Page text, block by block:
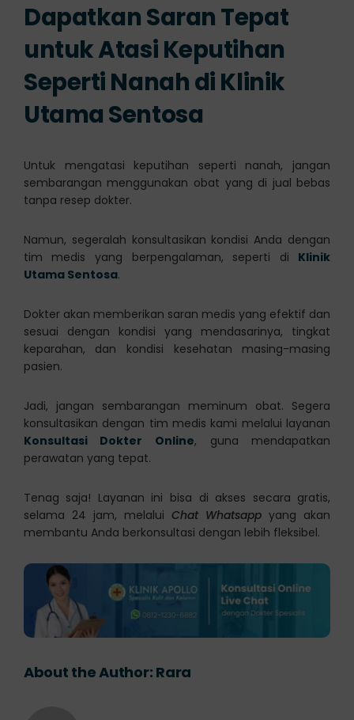
Dapatkan Saran Tepat
untuk Atasi Keputihan
Seperti Nanah di Klinik
Utama Sentosa
Untuk mengatasi keputihan seperti nanah, jangan
sembarangan menggunakan obat yang di jual bebas
tanpa resep dokter.
Namun, segeralah konsultasikan kondisi Anda dengan
tim medis yang berpengalaman, seperti di Klinik
Utama Sentosa.
Dokter akan memberikan saran medis yang efektif dan
sesuai dengan kondisi yang mendasarinya, tingkat
keparahan, dan kondisi kesehatan masing-masing
pasien.
Jadi, jangan sembarangan meminum obat. Segera
konsultasikan dengan tim medis kami melalui layanan
Konsultasi Dokter Online, guna mendapatkan
perawatan yang tepat.
Tenag saja! Layanan ini bisa di akses secara gratis,
selama 24 jam, melaluiChat Whatsapp yang akan
membantu Anda berkonsultasi dengan lebih fleksibel.
About the Author: Rara